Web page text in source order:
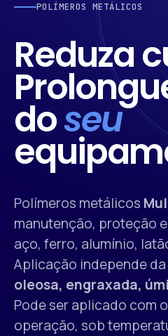
POLÍMEROS METÁLICOS
Reduza
doseu
Polímeros metálicos
manutenção, proteção
aço, ferro, alumínio,
Aplicação independe
oleosa, engraxada,
Pode ser aplicado com
operação, sob